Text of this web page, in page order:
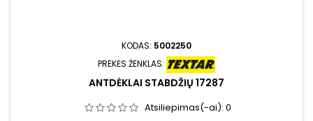
KODAS: 5002250
PREKĖS ŽENKLAS:
ANTDĖKLAI STABDŽIŲ 17287
Atsiliepimas(-ai): 0